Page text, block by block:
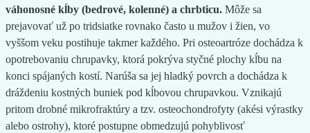
váhonosné kĺby (bedrové, kolenné) a chrbticu. Môže sa
prejavovať už po tridsiatke rovnako často u mužov i žien, vo
vyššom veku postihuje takmer každého. Pri osteoartróze dochádza k
opotrebovaniu chrupavky, ktorá pokrýva styčné plochy kĺbu na
konci spájaných kostí. Narúša sa jej hladký povrch a dochádza k
dráždeniu kostných buniek pod kĺbovou chrupavkou. Vznikajú
pritom drobné mikrofraktúry a tzv. osteochondrofyty (akési výrastky
alebo ostrohy), ktoré postupne obmedzujú pohyblivosť